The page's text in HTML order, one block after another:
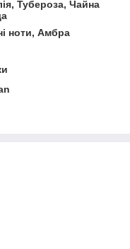
Тубероза, Чайна
ноти, Амбра